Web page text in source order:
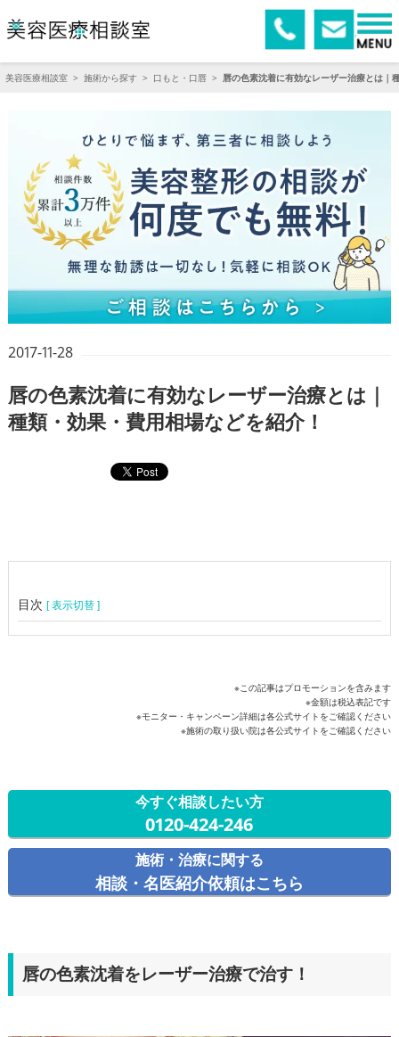
美容医療相談室 > 施術から探す > 口もと・口唇 > 唇の色素沈着に有効なレーザー治療とは｜
2017-11-28
唇の色素沈着に有効なレーザー治療とは｜
種類・効果・費用相場などを紹介！
目次[ 表示切替 ]
※この記事はプロモーションを含みます
※金額は税込表記です
※モニター・キャンペーン詳細は各公式サイトをご確認ください
今すぐ相談したい方
0120-424-246
施術・治療に関する
相談・名医紹介依頼はこちら
唇の色素沈着をレーザー治療で治す！